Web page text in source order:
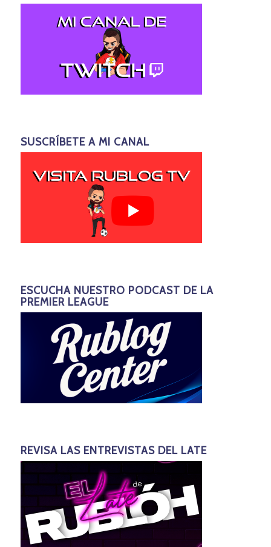
SUSCRÍBETE A MI CANAL
ESCUCHA NUESTRO PODCAST DE LA
PREMIER LEAGUE
REVISA LAS ENTREVISTAS DEL LATE